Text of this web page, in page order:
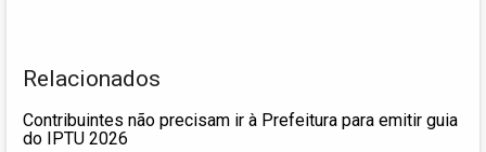
Relacionados
Contribuintes não precisam ir à Prefeitura para emitir guia
do IPTU 2026